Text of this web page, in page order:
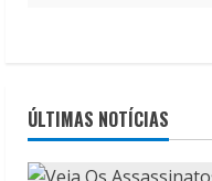
ÚLTIMAS NOTÍCIAS